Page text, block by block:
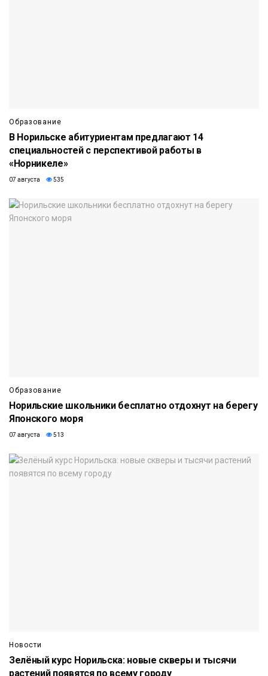
Образование
В Норильске абитуриентам предлагают 14
специальностей с перспективой работы в
«Норникеле»
07 августа 535
Образование
Норильские школьники бесплатно отдохнут на берегу
Японского моря
07 августа 513
Новости
Зелёный курс Норильска: новые скверы и тысячи
растений появятся по всему городу